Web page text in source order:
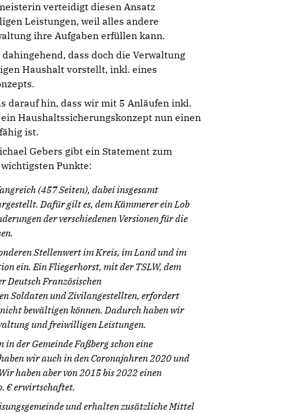
verteidigt diesen Ansatz
Leistungen, weil alles andere
ihre Aufgaben erfüllen kann.
dass doch die Verwaltung
Haushalt vorstellt, inkl. eines
darauf hin, dass wir mit 5 Anläufen inkl.
Haushaltssicherungskonzept nun einen
ist.
Gebers gibt ein Statement zum
Punkte:
(457 Seiten), dabei insgesamt
Dafür gilt es, dem Kämmerer ein Lob
der verschiedenen Versionen für die
Stellenwert im Kreis, im Land und im
ein. Ein Fliegerhorst, mit der TSLW, dem
Deutsch Französischen
Soldaten und Zivilangestellten, erfordert
bewältigen können. Dadurch haben wir
und freiwilligen Leistungen.
der Gemeinde Faßberg schon eine
wir auch in den Coronajahren 2020 und
haben aber von 2015 bis 2022 einen
€ erwirtschaftet.
und erhalten zusätzliche Mittel